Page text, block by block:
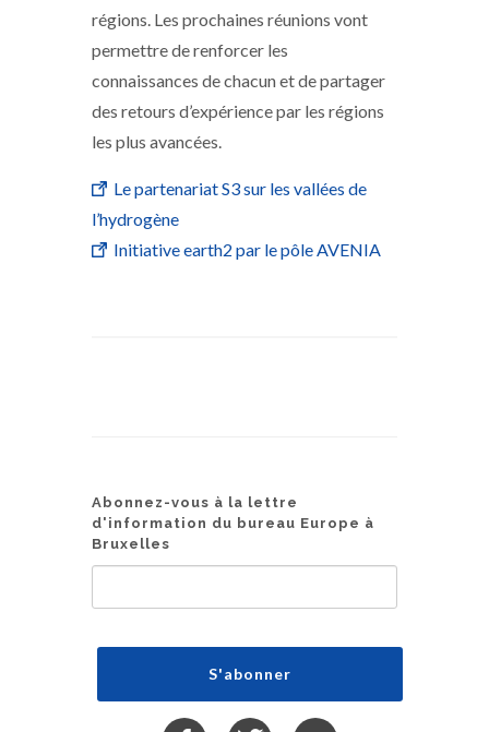
régions. Les prochaines réunions vont
permettre de renforcer les
connaissances de chacun et de partager
des retours d’expérience par les régions
les plus avancées.
Le partenariat S3 sur les vallées de
l’hydrogène
Initiative earth2 par le pôle AVENIA
Abonnez-vous à la lettre
d'information du bureau Europe à
Bruxelles